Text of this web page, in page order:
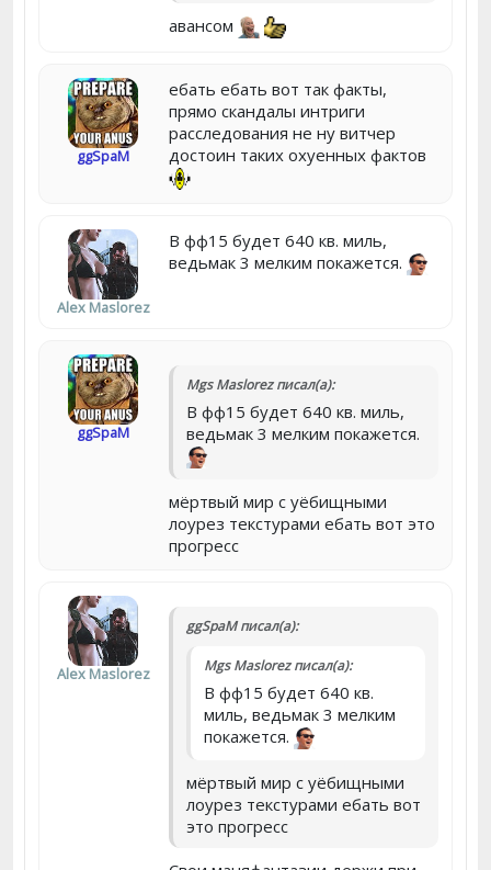
авансом
ggSpaM
ебать ебать вот так факты,
прямо скандалы интриги
расследования не ну витчер
достоин таких охуенных фактов
Alex Maslorez
В фф15 будет 640 кв. миль,
ведьмак 3 мелким покажется.
ggSpaM
Mgs Maslorez писал(а):
В фф15 будет 640 кв. миль,
ведьмак 3 мелким покажется.
мёртвый мир с уёбищными
лоурез текстурами ебать вот это
прогресс
Alex Maslorez
ggSpaM писал(а):
Mgs Maslorez писал(а):
В фф15 будет 640 кв.
миль, ведьмак 3 мелким
покажется.
мёртвый мир с уёбищными
лоурез текстурами ебать вот
это прогресс